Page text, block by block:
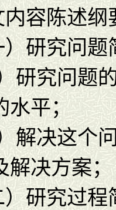
容陈述纲
研究问题
究问题
水平；
决这个
解决方案；
研究过程